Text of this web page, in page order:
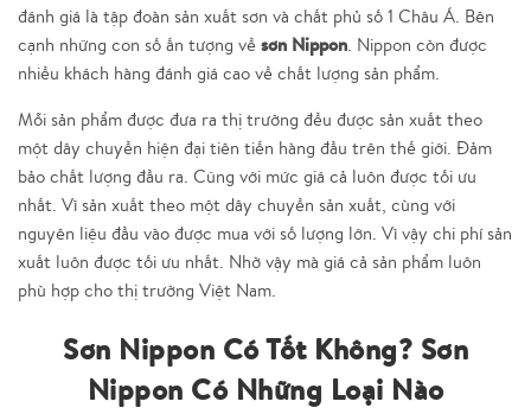
đánh giá là tập đoàn sản xuất sơn và chất phủ số 1 Châu Á. Bên
cạnh những con số ấn tượng về sơn Nippon . Nippon còn được
nhiều khách hàng đánh giá cao về chất lượng sản phẩm.
Mỗi sản phẩm được đưa ra thị trường đều được sản xuất theo
một dây chuyền hiện đại tiên tiến hàng đầu trên thế giới. Đảm
bảo chất lượng đầu ra. Cũng với mức giá cả luôn được tối ưu
nhất. Vì sản xuất theo một dây chuyền sản xuất, cùng với
nguyên liệu đầu vào được mua với số lượng lớn. Vì vậy chi phí sản
xuất luôn được tối ưu nhất. Nhờ vậy mà giá cả sản phẩm luôn
phù hợp cho thị trường Việt Nam.
Sơn Nippon Có Tốt Không? Sơn
Nippon Có Những Loại Nào